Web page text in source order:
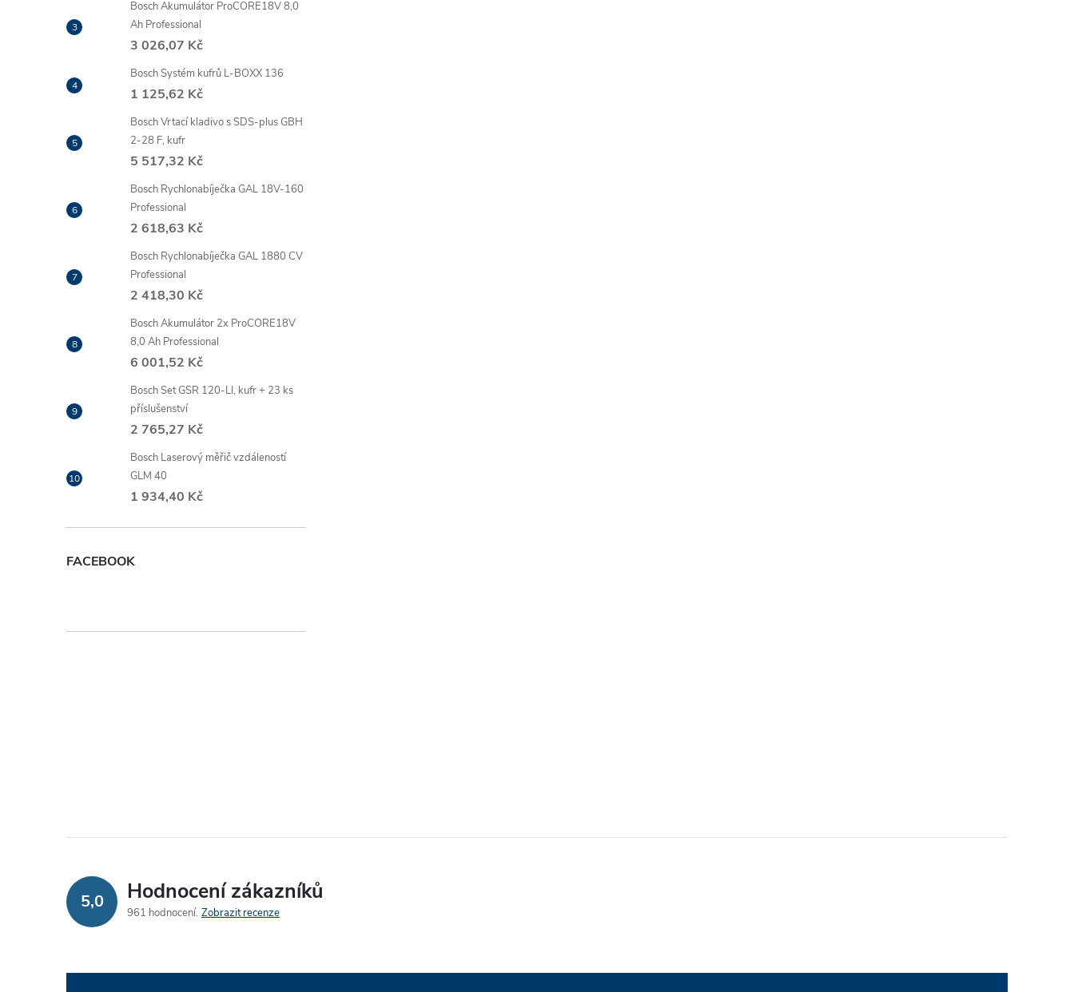
Bosch Akumulátor ProCORE18V 8,0
Ah Professional
3 026,07 Kč
Bosch Systém kufrů L-BOXX 136
1 125,62 Kč
Bosch Vrtací kladivo s SDS-plus GBH
2-28 F, kufr
5 517,32 Kč
Bosch Rychlonabíječka GAL 18V-160
Professional
2 618,63 Kč
Bosch Rychlonabíječka GAL 1880 CV
Professional
2 418,30 Kč
Bosch Akumulátor 2x ProCORE18V
8,0 Ah Professional
6 001,52 Kč
Bosch Set GSR 120-LI, kufr + 23 ks
příslušenství
2 765,27 Kč
Bosch Laserový měřič vzdáleností
GLM 40
1 934,40 Kč
FACEBOOK
5,0 Hodnocení zákazníků
961 hodnocení Zobrazit recenze